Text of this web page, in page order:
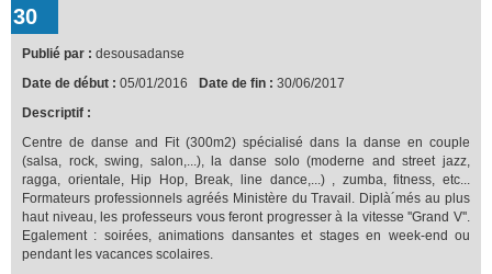
30
Publié par : desousadanse
Date de début : 05/01/2016 Date de fin : 30/06/2017
Descriptif :
Centre de danse and Fit (300m2) spécialisé dans la danse en couple
(salsa, rock, swing, salon,...), la danse solo (moderne and street jazz,
ragga, orientale, Hip Hop, Break, line dance,...) , zumba, fitness, etc...
Formateurs professionnels agréés Ministère du Travail. Diplà´més au plus
haut niveau, les professeurs vous feront progresser à la vitesse ''Grand V''.
Egalement : soirées, animations dansantes et stages en week-end ou
pendant les vacances scolaires.